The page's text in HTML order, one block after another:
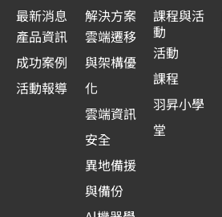
最新消息
產品資訊
成功案例
活動報導
解決方案
雲端遷移
與架構優
化
雲端資訊
安全
異地備援
與備份
課程與活
動
活動
課程
羽昇小學
堂